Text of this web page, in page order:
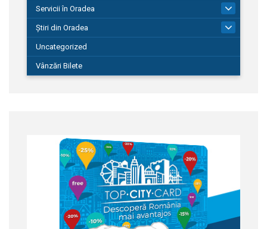
Servicii în Oradea
Știri din Oradea
Uncategorized
Vânzări Bilete